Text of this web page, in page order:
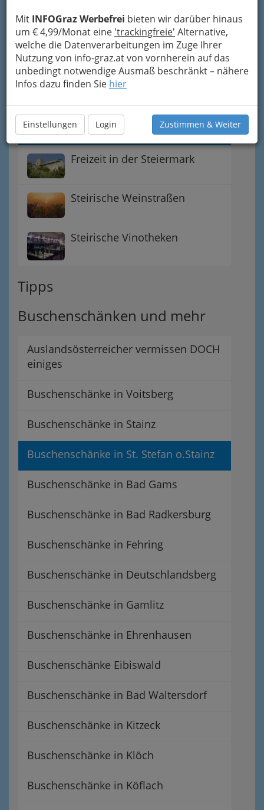
Mit INFOGraz Werbefrei bieten wir darüber hinaus
um € 4,99/Monat eine 'trackingfreie' Alternative,
welche die Datenverarbeitungen im Zuge Ihrer
Nutzung von info-graz.at von vornherein auf das
unbedingt notwendige Ausmaß beschränkt – nähere
Infos dazu finden Sie hier
Einstellungen Login Zustimmen & Weiter
Lederhosen
Bio Produkte aus der
Steiermark
Buschenschank
Freizeit in der Steiermark
Steirische Weinstraßen
Steirische Vinotheken
Tipps
Buschenschänken und mehr
Auslandsösterreicher vermissen DOCH
einiges
Buschenschänke in Voitsberg
Buschenschänke in Stainz
Buschenschänke in St. Stefan o.Stainz
Buschenschänke in Bad Gams
Buschenschänke in Bad Radkersburg
Buschenschänke in Fehring
Buschenschänke in Deutschlandsberg
Buschenschänke in Gamlitz
Buschenschänke in Ehrenhausen
Buschenschänke Eibiswald
Buschenschänke in Bad Waltersdorf
Buschenschänke in Kitzeck
Buschenschänke in Klöch
Buschenschänke in Köflach